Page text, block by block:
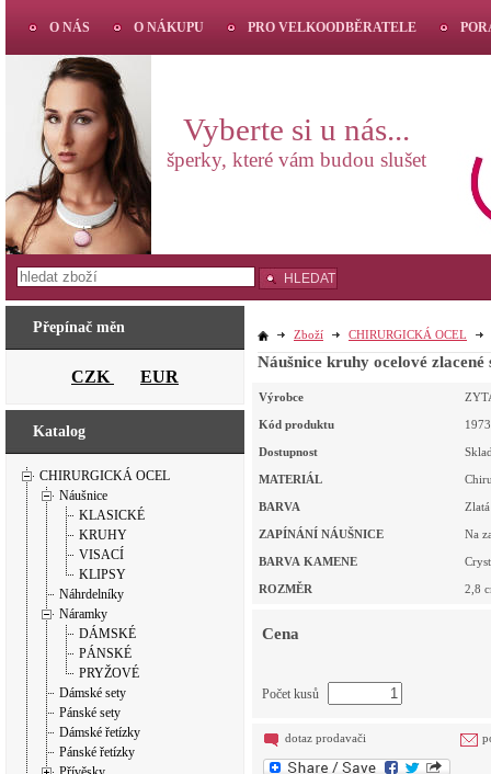
Přepínač měn
CZK EUR
Katalog
CHIRURGICKÁ OCEL
Náušnice
KLASICKÉ
KRUHY
VISACÍ
KLIPSY
Náhrdelníky
Náramky
DÁMSKÉ
PÁNSKÉ
PRYŽOVÉ
Dámské sety
Pánské sety
Dámské řetízky
Pánské řetízky
Zboží CHIRURGICKÁ OCEL
Náušnice kruhy
Výrobce
Kód produktu
Dostupnost
MATERIÁL
BARVA Zlatá
ZAPÍNÁNÍ NÁUŠNICE Na
BARVA KAMENE
ROZMĚR 2,8
Cena
Počet kusů
dotaz prodavači
O NÁS O NÁKUPU PRO VELKOODBĚRATELE
Vyberte si u nás...
šperky, které vám budou slušet
HLEDAT